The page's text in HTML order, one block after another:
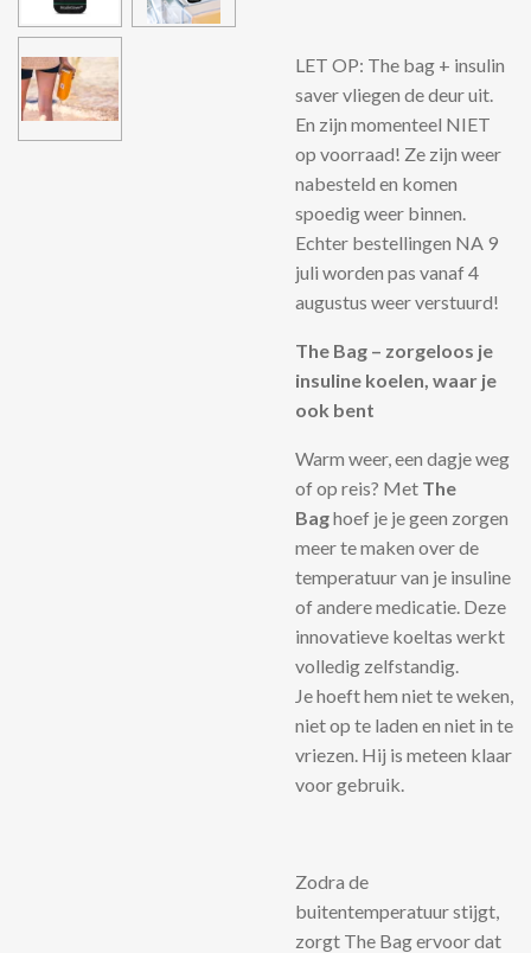
LET OP: The bag + insulin
saver vliegen de deur uit.
En zijn momenteel NIET
op voorraad! Ze zijn weer
nabesteld en komen
spoedig weer binnen.
Echter bestellingen NA 9
juli worden pas vanaf 4
augustus weer verstuurd!
The Bag – zorgeloos je
insuline koelen, waar je
ook bent
Warm weer, een dagje weg
of op reis? Met The
Baghoef je je geen zorgen
meer te maken over de
temperatuur van je insuline
of andere medicatie. Deze
innovatieve koeltas werkt
volledig zelfstandig.
Je hoeft hem niet te weken,
niet op te laden en niet in te
vriezen. Hij is meteen klaar
voor gebruik.
Zodra de
buitentemperatuur stijgt,
zorgt The Bag ervoor dat